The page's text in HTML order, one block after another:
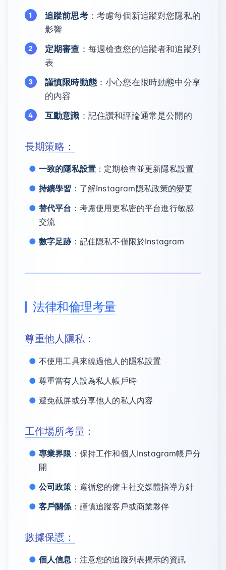
追蹤前思考：考慮每個新追蹤對您隱私的
影響
定期審查 ：每週檢查您的追蹤者和追蹤列
表
謹慎限時動態：小心您在限時動態中分享
的內容
互動意識 ：記住讚和評論通常是公開的
長期策略：
一致的隱私設置 ：定期檢查並更新隱私設置
持續學習 ：了解Instagram隱私政策的變更
替代平台 ：考慮使用更私密的平台進行敏感
交流
數字足跡：記住隱私不僅限於Instagram
法律和倫理考量
尊重他人隱私：
不使用工具來繞過他人的隱私設置
尊重當有人設為私人帳戶時
避免截屏或分享他人的私人內容
工作場所考量：
專業界限 ：保持工作和個人Instagram帳戶分
開
公司政策 ：遵循您的僱主社交媒體指導方針
客戶關係：謹慎追蹤客戶或商業夥伴
數據保護：
個人信息 ：注意您的追蹤列表揭示的資訊